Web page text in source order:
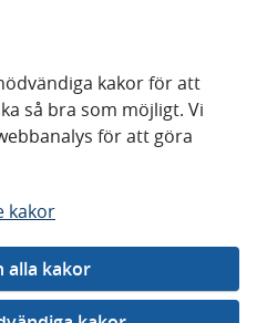
kakor för att
så bra som möjligt. Vi
för att göra
kakor